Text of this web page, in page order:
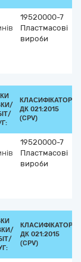
19520000-7
Пластмасові
вироби
КЛАСИФІКАТОР
ДК 021:2015
(CPV)
19520000-7
Пластмасові
вироби
КЛАСИФІКАТОР
ДК 021:2015
(CPV)